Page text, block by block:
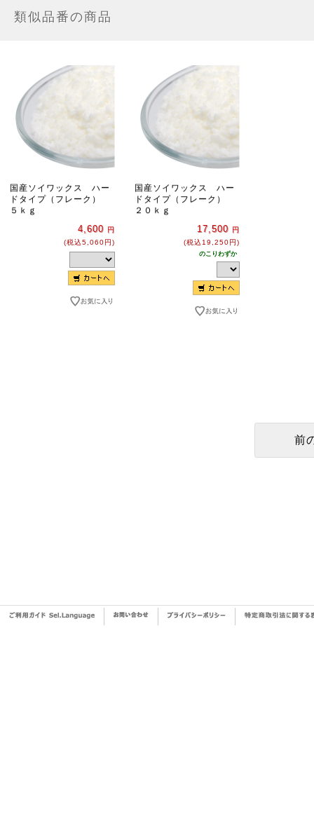
類似品番の商品
国産ソイワックス ハー
ドタイプ（フレーク）
５ｋｇ
4,600 円
(税込5,060円)
国産ソイワックス ハー
ドタイプ（フレーク）
２０ｋｇ
17,500 円
(税込19,250円)
のこりわずか